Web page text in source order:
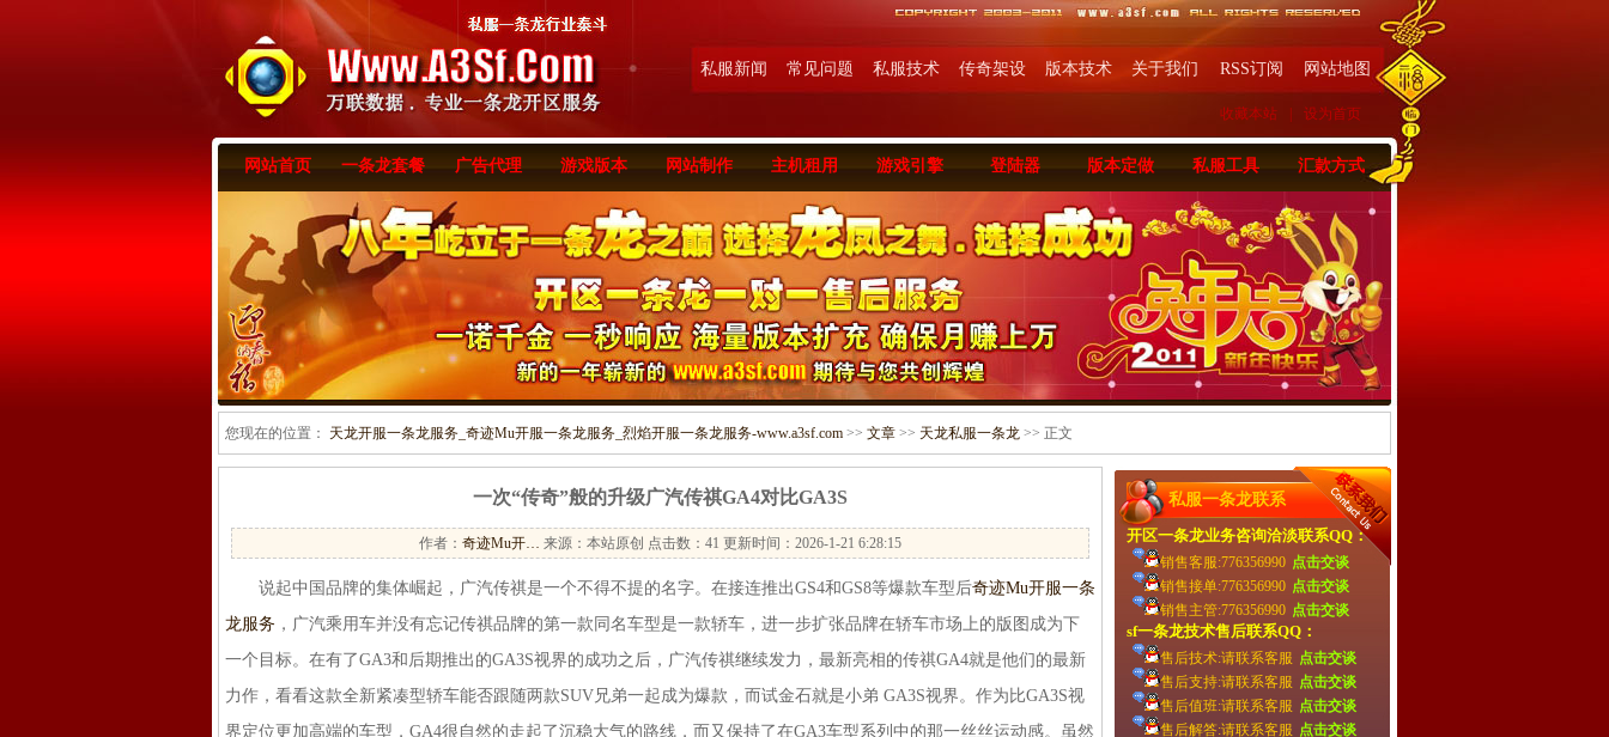
私服新闻 常见问题 私服技术 传奇架设 版本技术 关于我们 RSS订阅 网站地图
收藏本站 设为首页
网站首页 一条龙套餐 广告代理 游戏版本 网站制作 主机租用 游戏引擎 登陆器 版本定做 私服工具 汇款方式
您现在的位置： 天龙开服一条龙服务_奇迹Mu开服一条龙服务_烈焰开服一条龙服务-www.a3sf.com >> 文章 >> 天龙私服一条龙 >> 正文
一次“传奇”般的升级广汽传祺GA4对比GA3S
作者： 奇迹Mu开… 来源：本站原创 点击数： 41 更新时间：2026-1-21 6:28:15
说起中国品牌的集体崛起，广汽传祺是一个不得不提的名字。在接连推出GS4和GS8等爆款车型后奇迹Mu开服一条
龙服务 ，广汽乘用车并没有忘记传祺品牌的第一款同名车型是一款轿车，进一步扩张品牌在轿车市场上的版图成为下
一个目标。在有了GA3和后期推出的GA3S视界的成功之后，广汽传祺继续发力，最新亮相的传祺GA4就是他们的最新
力作，看看这款全新紧凑型轿车能否跟随两款SUV兄弟一起成为爆款，而试金石就是小弟 GA3S视界。作为比GA3S视
界定位更加高端的车型，GA4很自然的走起了沉稳大气的路线，而又保持了在GA3车型系列中的那一丝丝运动感。虽然
私服一条龙联系
开区一条龙业务咨询洽淡联系QQ：
销售客服:776356990 点击交谈
销售接单:776356990 点击交谈
销售主管:776356990 点击交谈
sf一条龙技术售后联系QQ：
售后技术:请联系客服 点击交谈
售后支持:请联系客服 点击交谈
售后值班:请联系客服 点击交谈
售后解答:请联系客服 点击交谈